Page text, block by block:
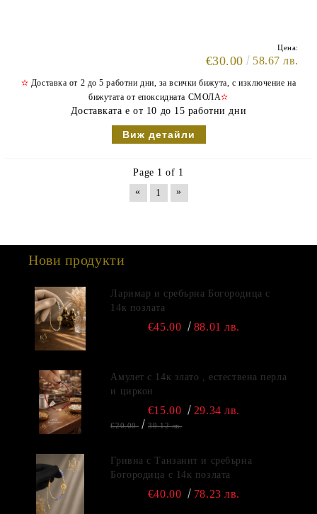
Цена:
€30.00 58.67 лв.
✫ Доставка от 2 до 5 работни дни, за всички бижута, с изключение на
бижутата от епоксидната СМОЛА✫
Доставката е от 10 до 15 работни дни
Виж детайли
Page 1 of 1
«
1 »
Нови продукти
Ларимар и сребърна Богородица с
14к позлата
€45.00 88.01 лв.
Амулет с 14к злато , естествена перла
и циркон
€15.00 29.34 лв.
€20.00 39.12 лв.
Гривна с Танзанит и сребърна
Богородица с 14к позлата
€40.00 78.23 лв.